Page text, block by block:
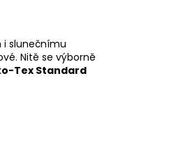
i slunečnímu
Nitě se výborně
Tex Standard